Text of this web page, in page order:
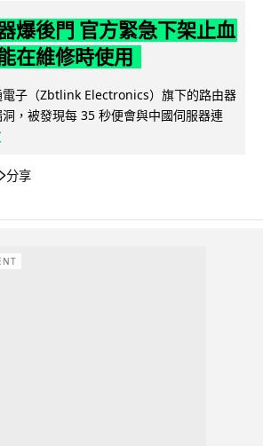
爆後門 官方緊急下架止血
在維修時使用
電子（Zbtlink Electronics）旗下的路由器
，被發現每 35 秒便會與中國伺服器連
分享